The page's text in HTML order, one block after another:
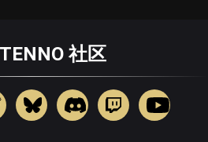
社区